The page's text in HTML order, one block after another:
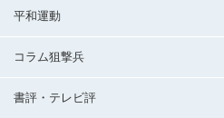
平和運動
コラム狙撃兵
書評・テレビ評